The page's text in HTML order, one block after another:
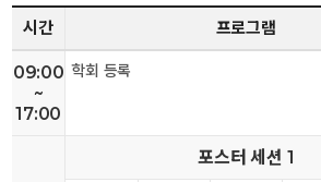
시간 프로그램
09:00
~
17:00
학회 등록
포스터 세션 1